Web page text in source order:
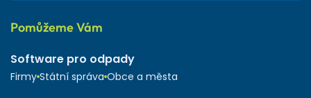
Pomůžeme Vám
Software pro odpady
Firmy Státní správa Obce a města